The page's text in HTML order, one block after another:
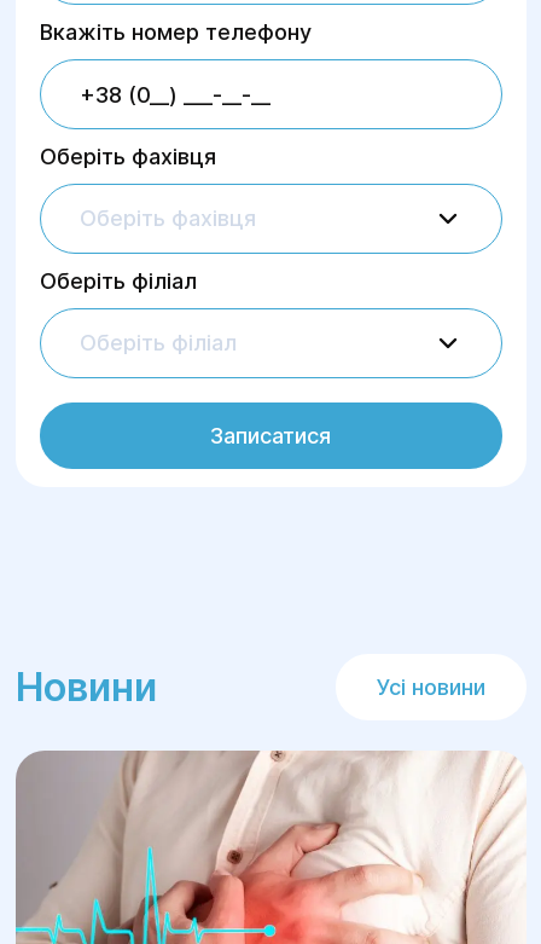
Вкажіть номер телефону
Оберіть фахівця
Оберіть фахівця
Оберіть філіал
Оберіть філіал
Записатися
Новини Усі новини